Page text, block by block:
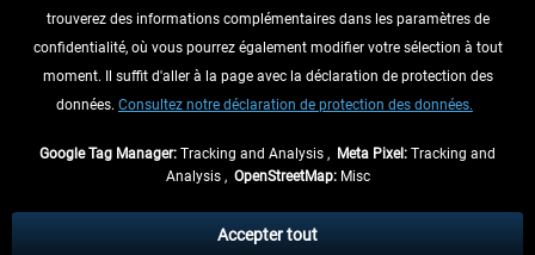
RENONCER AU CONTRAT ICI
INFORMATIONS
NE MANQUEZ PAS LES DERNIÈRES
échéant, frais de remboursement, si aucune description contraire.
trouverez des informations complémentaires dans les paramètres de
confidentialité, où vous pourrez également modifier votre sélection à tout
moment. Il suffit d'aller à la page avec la déclaration de protection des
données. Consultez notre déclaration de protection des données.
Google Tag Manager: Tracking and Analysis , Meta Pixel: Tracking and
Analysis , OpenStreetMap:Misc
Accepter tout